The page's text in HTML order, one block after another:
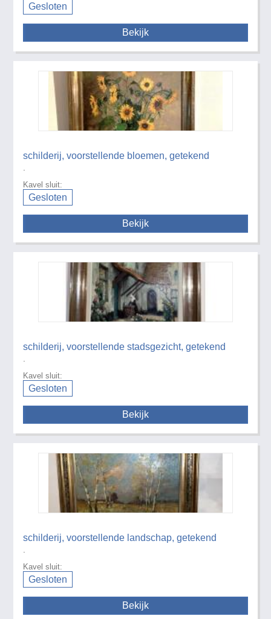
Gesloten
Bekijk
schilderij, voorstellende bloemen, getekend
Kavel sluit:
Gesloten
Bekijk
schilderij, voorstellende stadsgezicht, getekend
Kavel sluit:
Gesloten
Bekijk
schilderij, voorstellende landschap, getekend
Kavel sluit:
Gesloten
Bekijk